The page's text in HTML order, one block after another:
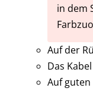
in dem
Auf der
Das
Auf guten